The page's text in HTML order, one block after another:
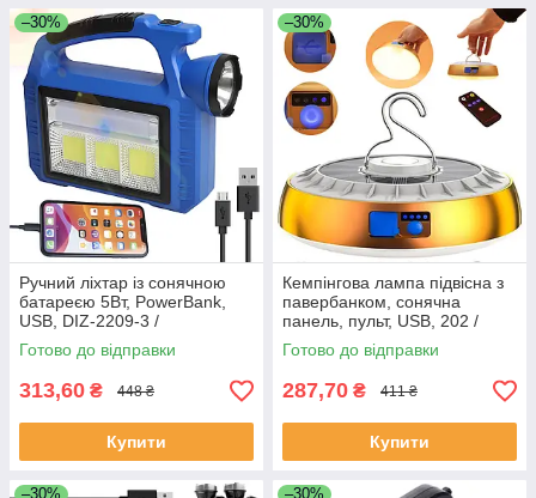
–30%
Ручний ліхтар із сонячною
батареєю 5Вт, PowerBank,
USB, DIZ-2209-3 /
Кемпінговий ліхтар
акумуляторний
Готово до відправки
313,60 ₴ 448 ₴
Купити
–30%
Кемпінгова лампа підвісна з
павербанком, сонячна
панель, пульт, USB, 202 /
Акумуляторний ліхтар
світильник
Готово до відправки
287,70 ₴ 411 ₴
Купити
–30% –30%